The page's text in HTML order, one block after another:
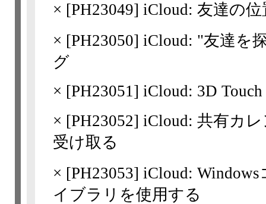
× [PH23049] iCloud: 友達の
× [PH23050] iCloud: "友達を
グ
× [PH23051] iCloud: 3D Touch
× [PH23052] iCloud: 共有カ
受け取る
× [PH23053] iCloud:
イブラリを使用する